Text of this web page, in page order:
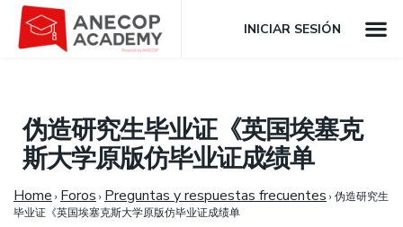
INICIAR SESIÓN
伪造研究生毕业证《英国埃塞克
斯大学原版仿毕业证成绩单
Home › Foros › Preguntas y respuestas frecuentes › 伪造研究生
毕业证《英国埃塞克斯大学原版仿毕业证成绩单